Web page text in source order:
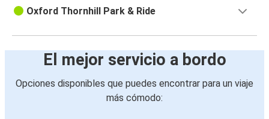
Oxford Thornhill Park & Ride
El mejor servicio a bordo
Opciones disponibles que puedes encontrar para un viaje
más cómodo: